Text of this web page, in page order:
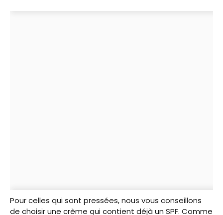
Pour celles qui sont pressées, nous vous conseillons
de choisir une crème qui contient déjà un SPF. Comme